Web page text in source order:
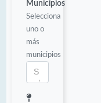
Municipios
Selecciona
uno o
más
municipios